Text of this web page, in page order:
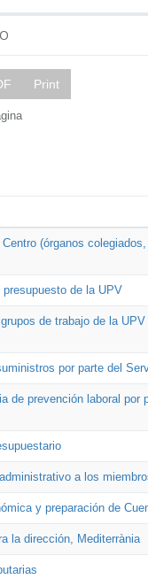
Print
(órganos
de la UPV
de trabajo de la
por parte del
de prevención laboral
a los
y preparación de
la dirección, Mediterrània